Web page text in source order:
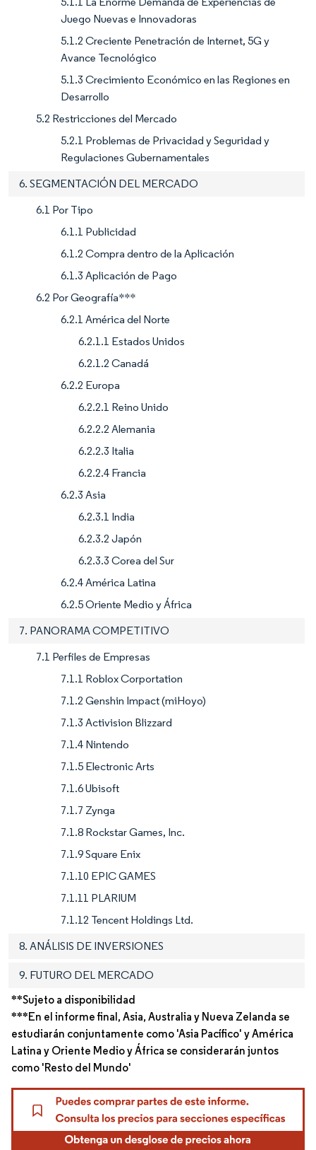
Juego Nuevas e Innovadoras
5.1.2 Creciente Penetración de Internet, 5G y
Avance Tecnológico
5.1.3 Crecimiento Económico en las Regiones en
Desarrollo
5.2 Restricciones del Mercado
5.2.1 Problemas de Privacidad y Seguridad y
Regulaciones Gubernamentales
6. SEGMENTACIÓN DEL MERCADO
6.1 Por Tipo
6.1.1 Publicidad
6.1.2 Compra dentro de la Aplicación
6.1.3 Aplicación de Pago
6.2 Por Geografía***
6.2.1 América del Norte
6.2.1.1 Estados Unidos
6.2.1.2 Canadá
6.2.2 Europa
6.2.2.1 Reino Unido
6.2.2.2 Alemania
6.2.2.3 Italia
6.2.2.4 Francia
6.2.3 Asia
6.2.3.1 India
6.2.3.2 Japón
6.2.3.3 Corea del Sur
6.2.4 América Latina
6.2.5 Oriente Medio y África
7. PANORAMA COMPETITIVO
7.1 Perfiles de Empresas
7.1.1 Roblox Corportation
7.1.2 Genshin Impact (miHoyo)
7.1.3 Activision Blizzard
7.1.4 Nintendo
7.1.5 Electronic Arts
7.1.6 Ubisoft
7.1.7 Zynga
7.1.8 Rockstar Games, Inc.
7.1.9 Square Enix
7.1.10 EPIC GAMES
7.1.11 PLARIUM
7.1.12 Tencent Holdings Ltd.
8. ANÁLISIS DE INVERSIONES
9. FUTURO DEL MERCADO
**Sujeto a disponibilidad
***En el informe final, Asia, Australia y Nueva Zelanda se
estudiarán conjuntamente como 'Asia Pacífico' y América
Latina y Oriente Medio y África se considerarán juntos
como 'Resto del Mundo'